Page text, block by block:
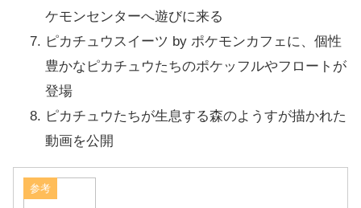
ケモンセンターへ遊びに来る
ピカチュウスイーツ by ポケモンカフェに、個性
豊かなピカチュウたちのポケッフルやフロートが
登場
ピカチュウたちが生息する森のようすが描かれた
動画を公開
参考